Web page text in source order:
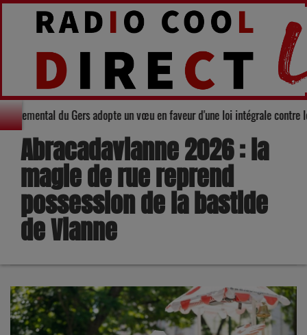
départemental du Gers adopte un vœu en faveur d'une loi
Abracadavianne 2026 : la
magie de rue reprend
possession de la bastide
de Vianne